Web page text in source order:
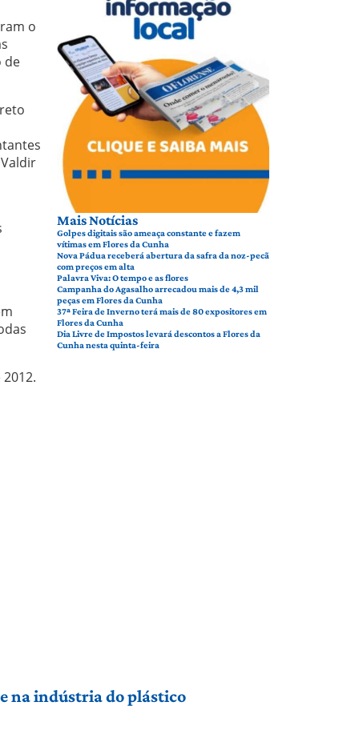
o
de
Mais Notícias
Golpes digitais são ameaça constante e fazem
vítimas em Flores da Cunha
Nova Pádua receberá abertura da safra da noz-pecã
com preços em alta
Palavra Viva: O tempo e as flores
Campanha do Agasalho arrecadou mais de 4,3 mil
peças em Flores da Cunha
37ª Feira de Inverno terá mais de 80 expositores em
Flores da Cunha
Dia Livre de Impostos levará descontos a Flores da
Cunha nesta quinta-feira
na indústria do plástico